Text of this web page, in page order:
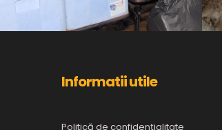
Informatii utile
Politică de confidențialitate